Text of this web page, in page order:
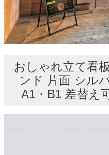
おしゃれ立て看
ンド 片面 シル
A1・B1 差替え